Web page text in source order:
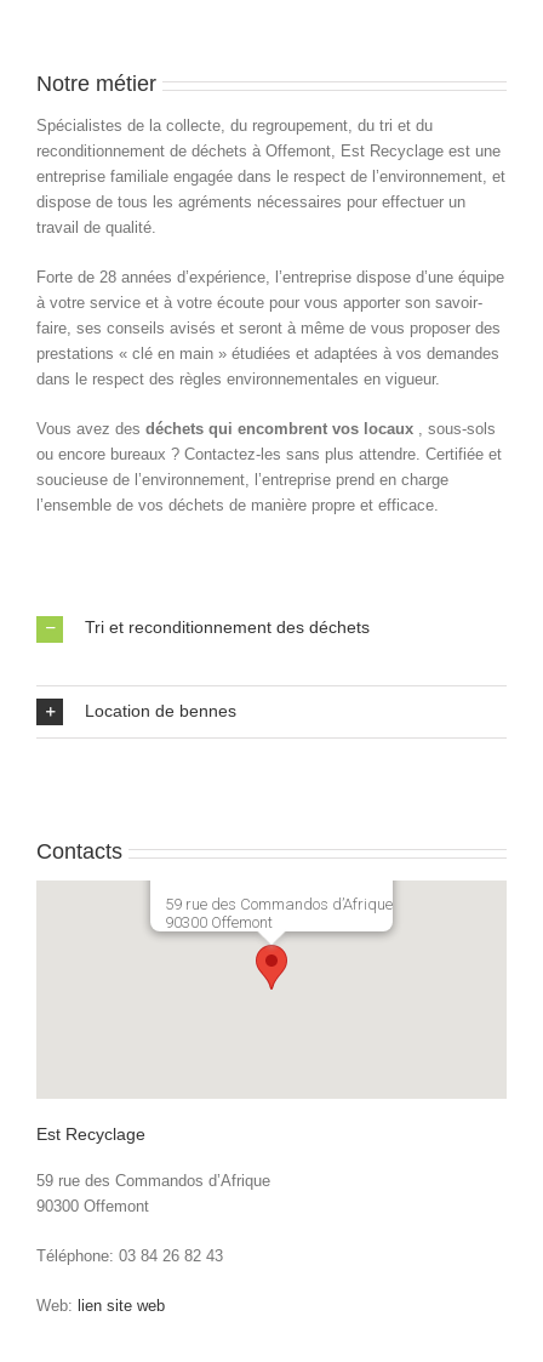
Notre métier
Spécialistes de la collecte, du regroupement, du tri et du
reconditionnement de déchets à Offemont, Est Recyclage est une
entreprise familiale engagée dans le respect de l’environnement, et
dispose de tous les agréments nécessaires pour effectuer un
travail de qualité.
Forte de 28 années d’expérience, l’entreprise dispose d’une équipe
à votre service et à votre écoute pour vous apporter son savoir-
faire, ses conseils avisés et seront à même de vous proposer des
prestations « clé en main » étudiées et adaptées à vos demandes
dans le respect des règles environnementales en vigueur.
Vous avez des déchets qui encombrent vos locaux , sous-sols
ou encore bureaux ? Contactez-les sans plus attendre. Certifiée et
soucieuse de l’environnement, l’entreprise prend en charge
l’ensemble de vos déchets de manière propre et efficace.
Tri et reconditionnement des déchets
Location de bennes
Contacts
59 rue des Commandos d’Afrique
90300 Offemont
Est Recyclage
59 rue des Commandos d’Afrique
90300 Offemont
Téléphone: 03 84 26 82 43
Web: lien site web